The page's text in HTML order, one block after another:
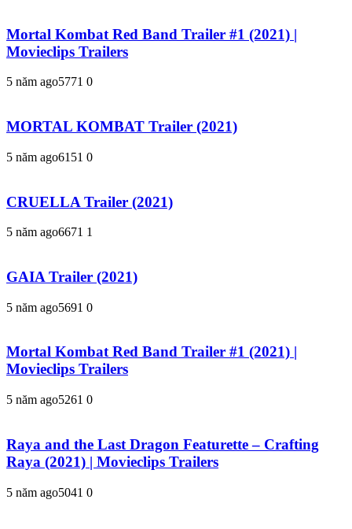
Mortal Kombat Red Band Trailer #1 (2021) |
Movieclips Trailers
5 năm ago5771 0
MORTAL KOMBAT Trailer (2021)
5 năm ago6151 0
CRUELLA Trailer (2021)
5 năm ago6671 1
GAIA Trailer (2021)
5 năm ago5691 0
Mortal Kombat Red Band Trailer #1 (2021) |
Movieclips Trailers
5 năm ago5261 0
Raya and the Last Dragon Featurette – Crafting
Raya (2021) | Movieclips Trailers
5 năm ago5041 0